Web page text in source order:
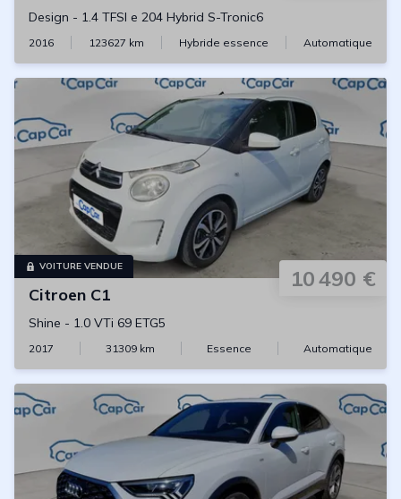
Design - 1.4 TFSI e 204 Hybrid S-Tronic6
2016 123627 km Hybride essence Automatique
VOITURE VENDUE 10 490 €
Citroen C1
Shine - 1.0 VTi 69 ETG5
2017 31309 km Essence Automatique